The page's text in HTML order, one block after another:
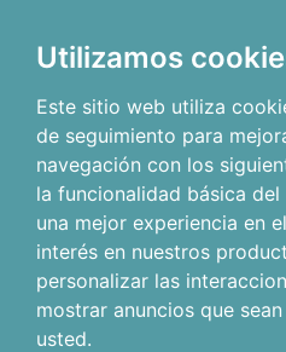
Utilizamos
Este sitio web utiliza
de seguimiento para
navegación con los
la funcionalidad básica
una mejor experiencia en
interés en nuestros
personalizar las
mostrar anuncios que
usted.